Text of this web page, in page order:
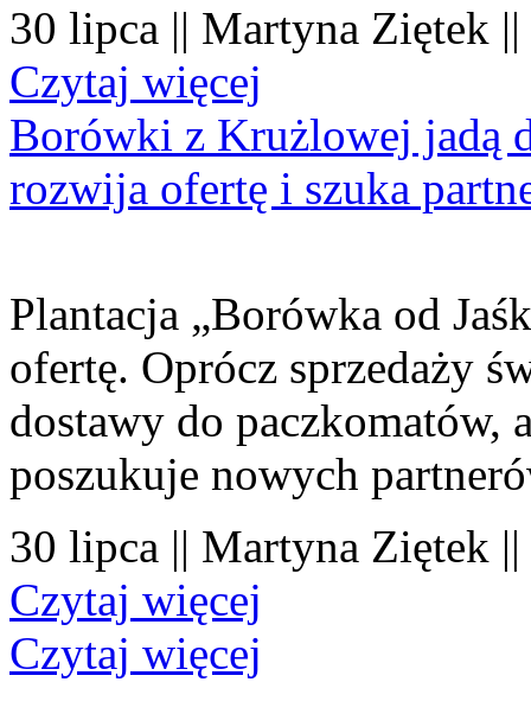
30 lipca || Martyna Ziętek
Czytaj więcej
Borówki z Krużlowej jadą
rozwija ofertę i szuka
Plantacja „Borówka od
ofertę. Oprócz sprzedaży
dostawy do paczkomatów,
poszukuje nowych
30 lipca || Martyna Ziętek
Czytaj więcej
Czytaj więcej